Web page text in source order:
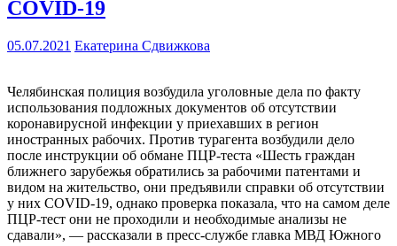
COVID-19
05.07.2021 Екатерина Сдвижкова
Челябинская полиция возбудила уголовные дела по факту
использования подложных документов об отсутствии
коронавирусной инфекции у приехавших в регион
иностранных рабочих. Против турагента возбудили дело
после инструкции об обмане ПЦР-теста «Шесть граждан
ближнего зарубежья обратились за рабочими патентами и
видом на жительство, они предъявили справки об отсутствии
у них COVID-19, однако проверка показала, что на самом деле
ПЦР-тест они не проходили и необходимые анализы не
сдавали», — рассказали в пресс-службе главка МВД Южного